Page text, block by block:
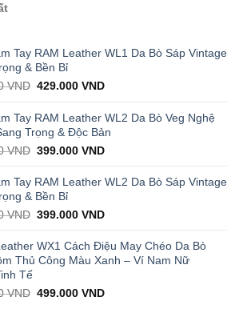
Tay RAM Leather WL1 Da Bò Sáp Vintage
& Bền Bỉ
VND Original
was:
1.000.000 VND.
429.000VNDCurrent
is:
429.000 VND.
Tay RAM Leather WL2 Da Bò Veg Nghệ
Trọng & Độc Bản
VND Original
was:
1.000.000 VND.
399.000VNDCurrent
is:
Tay RAM Leather WL2 Da Bò Sáp Vintage
& Bền Bỉ
VND Original
was:
1.000.000 VND.
399.000VNDCurrent
is:
399.000 VND.
WX1 Cách Điệu May Chéo Da Bò
Thủ Công Màu Xanh – Ví Nam Nữ
Tế
VND Original
499.000VNDCurrent